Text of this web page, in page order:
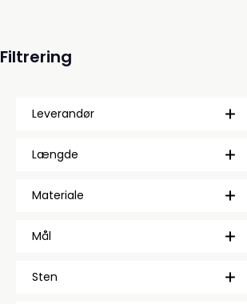
Filtrering
Leverandør
Længde
Materiale
Mål
Sten